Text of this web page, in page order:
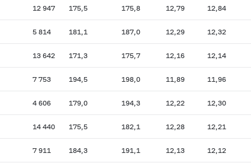
12 947 175,5 175,8 12,79 12,84
5 814 181,1 187,0 12,29 12,32
13 642 171,3 175,7 12,16 12,14
7 753 194,5 198,0 11,89 11,96
4 606 179,0 194,3 12,22 12,30
14 440 175,5 182,1 12,28 12,21
7 911 184,3 191,1 12,13 12,12